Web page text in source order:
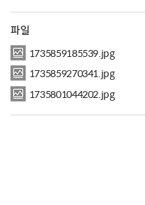
파일
1735859185539.jpg
1735859270341.jpg
1735801044202.jpg